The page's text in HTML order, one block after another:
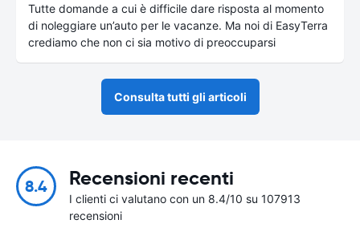
Tutte domande a cui è difficile dare risposta al momento
di noleggiare un’auto per le vacanze. Ma noi di EasyTerra
crediamo che non ci sia motivo di preoccuparsi
Consulta tutti gli articoli
8.4 Recensioni recenti
I clienti ci valutano con un 8.4/10 su 107913
recensioni